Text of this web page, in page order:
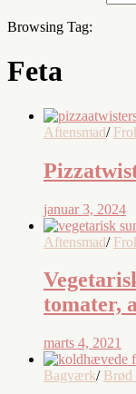
Browsing Tag:
Feta
Aftensmad/
januar 3, 2024
Aftensmad/
tomater,
marts 4, 2021
Bagværk/ Brød